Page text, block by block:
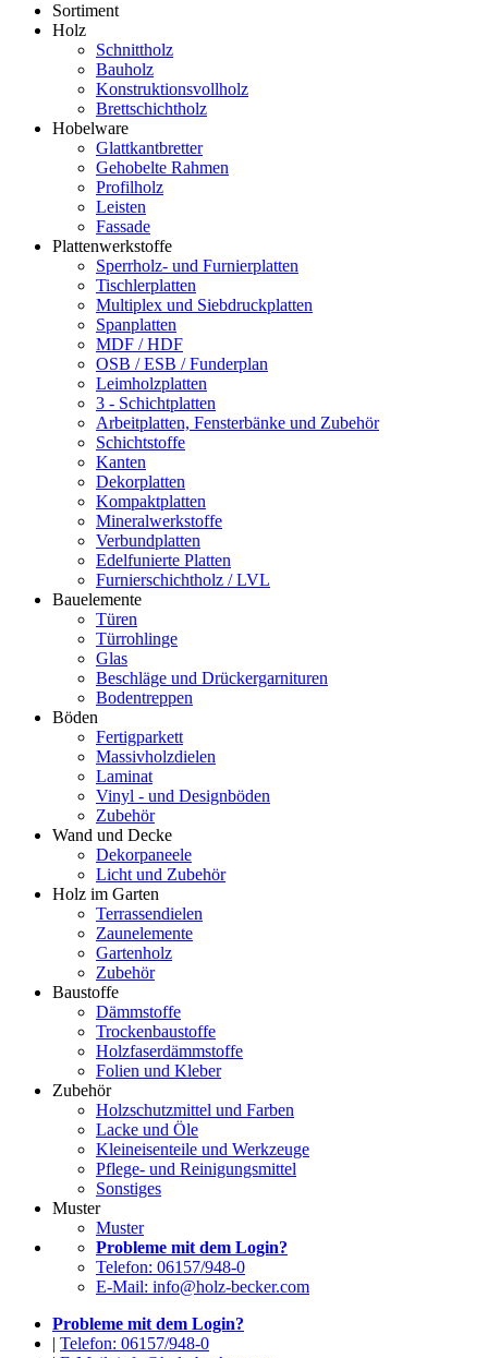
Sortiment
Holz
Schnittholz
Bauholz
Konstruktionsvollholz
Brettschichtholz
Hobelware
Glattkantbretter
Gehobelte Rahmen
Profilholz
Leisten
Fassade
Plattenwerkstoffe
Sperrholz- und Furnierplatten
Tischlerplatten
Multiplex und Siebdruckplatten
Spanplatten
MDF / HDF
OSB / ESB / Funderplan
Leimholzplatten
3 - Schichtplatten
Arbeitplatten, Fensterbänke und Zubehör
Schichtstoffe
Kanten
Dekorplatten
Kompaktplatten
Mineralwerkstoffe
Verbundplatten
Edelfunierte Platten
Furnierschichtholz / LVL
Bauelemente
Türen
Türrohlinge
Glas
Beschläge und Drückergarnituren
Bodentreppen
Böden
Fertigparkett
Massivholzdielen
Laminat
Vinyl - und Designböden
Zubehör
Wand und Decke
Dekorpaneele
Licht und Zubehör
Holz im Garten
Terrassendielen
Zaunelemente
Gartenholz
Zubehör
Baustoffe
Dämmstoffe
Trockenbaustoffe
Holzfaserdämmstoffe
Folien und Kleber
Zubehör
Holzschutzmittel und Farben
Lacke und Öle
Kleineisenteile und Werkzeuge
Pflege- und Reinigungsmittel
Sonstiges
Muster
Muster
Probleme mit dem Login?
Telefon: 06157/948-0
E-Mail: info@holz-becker.com
Probleme mit dem Login?
| Telefon: 06157/948-0